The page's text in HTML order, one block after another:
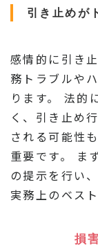
引き止めが
感情的に引き
務トラブルや
ります。 法的
く、引き止め
される可能性
重要です。 ま
の提示を行い
実務上のベス
損